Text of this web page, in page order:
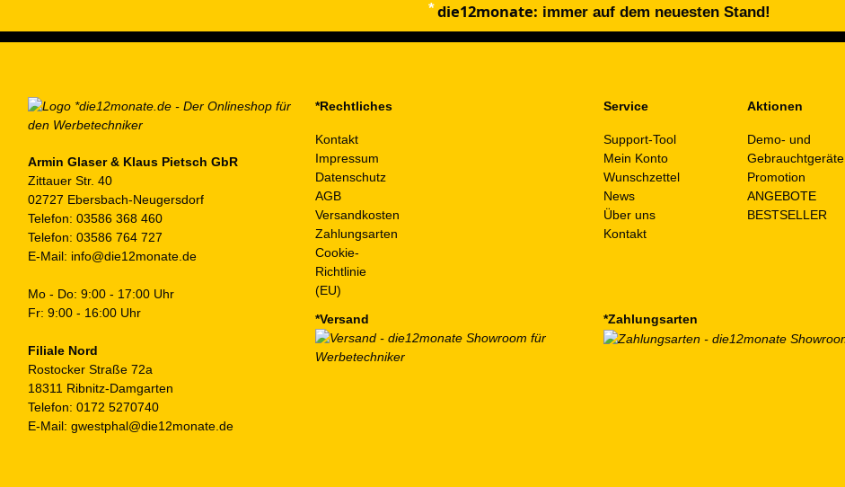
die12monate: immer auf dem neuesten Stand!
Armin Glaser & Klaus Pietsch GbR
Zittauer Str. 40
02727 Ebersbach-Neugersdorf
Telefon: 03586 368 460
Telefon: 03586 764 727
E-Mail: info@die12monate.de
Mo - Do: 9:00 - 17:00 Uhr
Fr: 9:00 - 16:00 Uhr
Filiale Nord
Rostocker Straße 72a
18311 Ribnitz-Damgarten
Telefon: 0172 5270740
E-Mail: gwestphal@die12monate.de
*Rechtliches
Kontakt
Impressum
Datenschutz
AGB
Versandkosten
Zahlungsarten
Cookie-
Richtlinie
(EU)
*Versand
Service
Support-Tool
Mein Konto
Wunschzettel
News
Über uns
Kontakt
Aktionen
Demo- und
Gebrauchtgeräte
Promotion
ANGEBOTE
BESTSELLER
*Zahlungsarten